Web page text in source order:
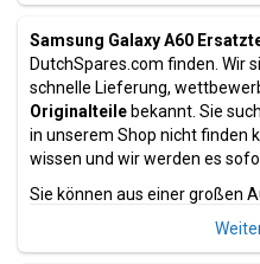
Samsung Galaxy A60
DutchSpares.com finden. Wir
schnelle Lieferung,
Originalteile bekannt. Sie
in unserem Shop nicht finden
wissen und wir werden es
Sie können aus einer großen
das Samsung Galaxy A60